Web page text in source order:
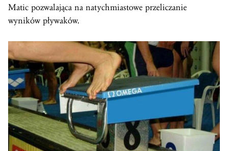
Matic pozwalająca na natychmiastowe przeliczanie
wyników pływaków.